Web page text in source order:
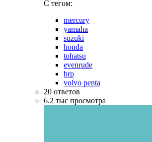
C тегом:
mercury
yamaha
suzuki
honda
tohatsu
evenrude
brp
volvo penta
20 ответов
6.2 тыс просмотра